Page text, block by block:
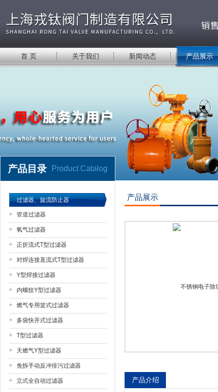
上海戎钛阀门制造有限公司
首 页 关于我们 新闻动态 产品展示
产品目录 Product Catalog
过滤器、旋流防止器
管道过滤器
氧气过滤器
正折流式T型过滤器
对焊连接直流式T型过滤器
Y型焊接过滤器
内螺纹Y型过滤器
燃气专用篮式过滤器
多袋快开式过滤器
T型过滤器
天燃气Y型过滤器
免拆手动反冲排污过滤器
立式全自动过滤器
产品展示
产品介绍